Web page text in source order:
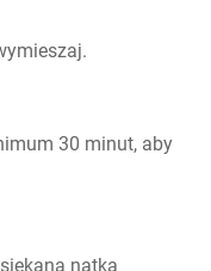
30 minut, aby
natką